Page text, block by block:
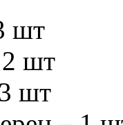
шт
шт
шт